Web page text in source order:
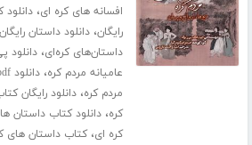
افسانه های کره ای،دانلود
رایگان،دانلود داستان رایگان
داستان‌های کره‌ای،دانلود
عامیانه مردم کره،
مردم کره،دانلود رایگان
کره،دانلود کتاب داستان
کره ای،کتاب داستان های